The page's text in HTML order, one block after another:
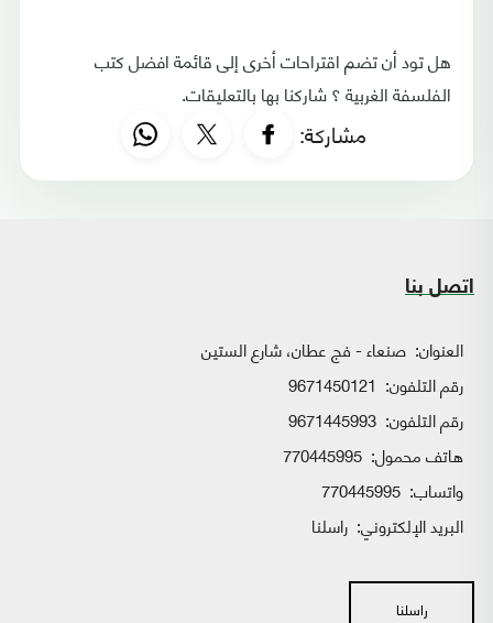
هل تود أن تضم اقتراحات أخرى إلى قائمة افضل كتب
الفلسفة الغربية ؟ شاركنا بها بالتعليقات.
مشاركة:
اتصل بنا
العنوان: صنعاء - فج عطان، شارع الستين
رقم التلفون: 9671450121
رقم التلفون: 9671445993
هاتف محمول: 770445995
واتساب:
البريد الإلكتروني: راسلنا
راسلنا